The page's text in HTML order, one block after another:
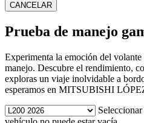
CANCELAR
Prueba de manejo
Experimenta la emoción del volante
manejo. Descubre el rendimiento,
exploras un viaje inolvidable a
esperamos en MITSUBISHI